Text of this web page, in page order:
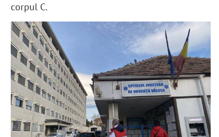
corpul C.